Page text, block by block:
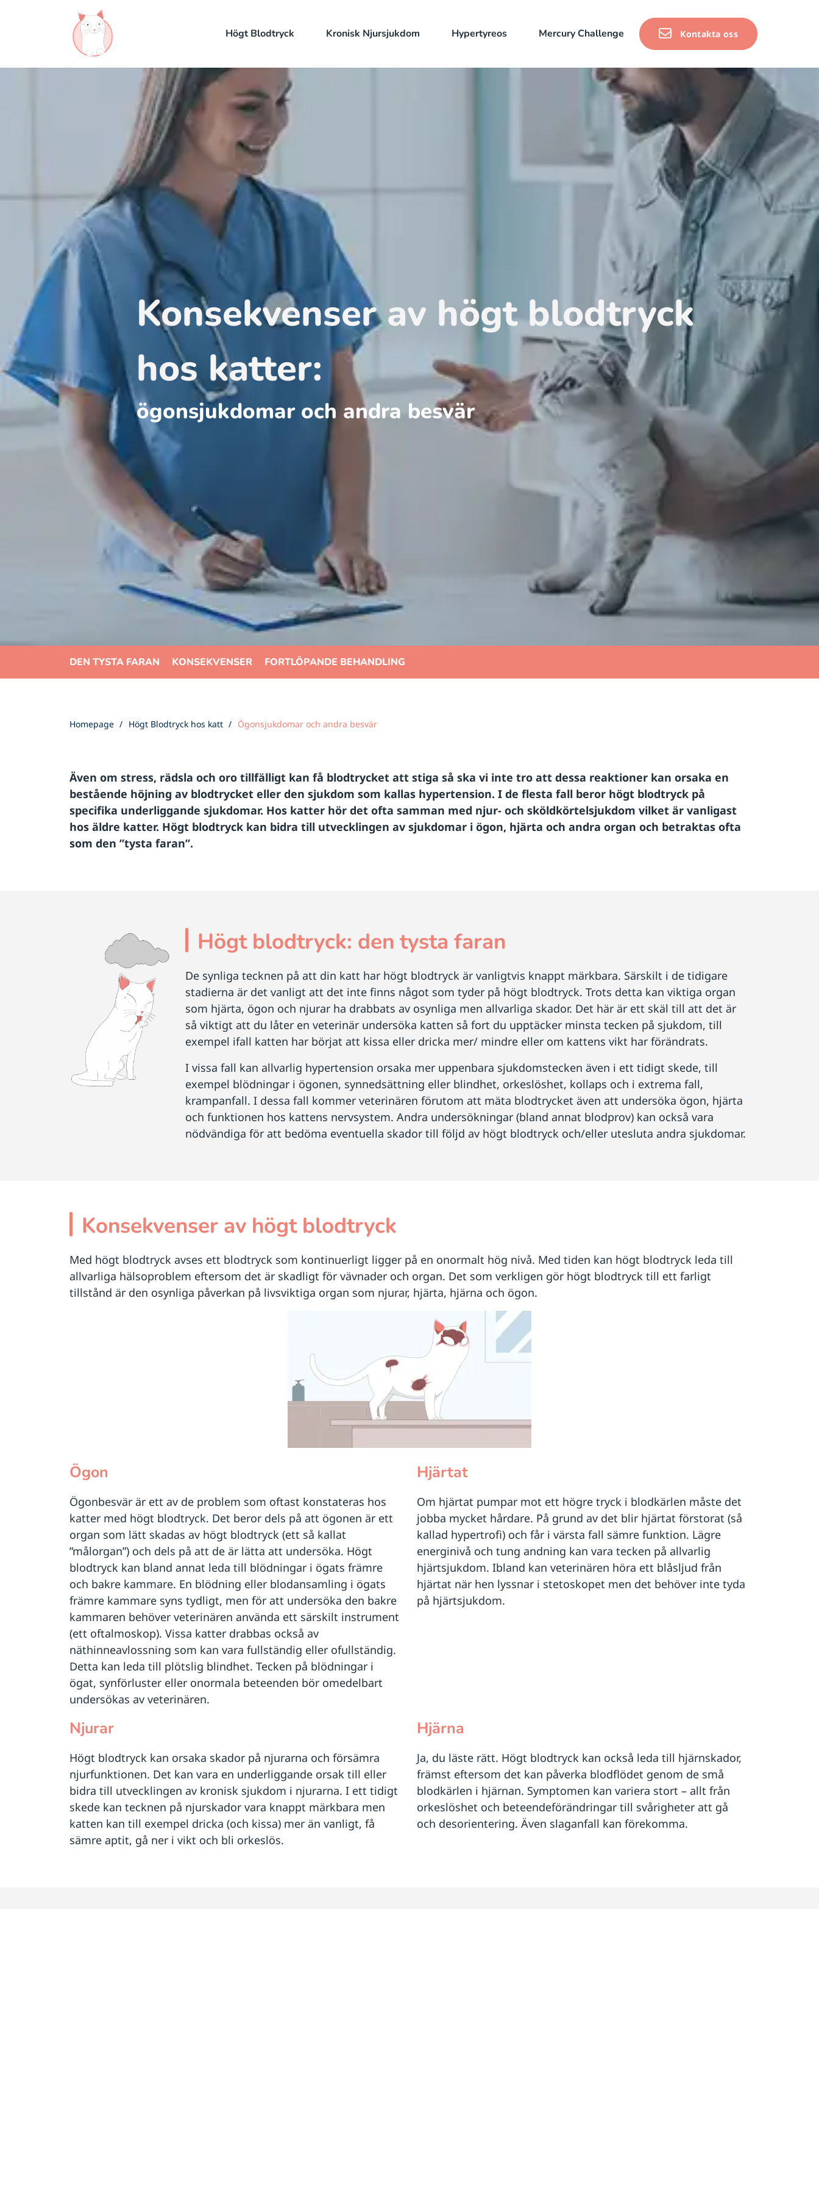
Högt Blodtryck Kronisk Njursjukdom Hypertyreos Mercury Challenge Kontakta oss
Konsekvenser av högt blodtryck
hos katter:
ögonsjukdomar och andra besvär
DEN TYSTA FARAN KONSEKVENSER FORTLÖPANDE BEHANDLING
Homepage Högt Blodtryck hos katt Ögonsjukdomar och andra besvär
Även om stress, rädsla och oro tillfälligt kan få blodtrycket att stiga så ska vi inte tro att dessa reaktioner kan orsaka en
bestående höjning av blodtrycket eller den sjukdom som kallas hypertension. I de flesta fall beror högt blodtryck på
specifika underliggande sjukdomar. Hos katter hör det ofta samman med njur- och sköldkörtelsjukdom vilket är vanligast
hos äldre katter. Högt blodtryck kan bidra till utvecklingen av sjukdomar i ögon, hjärta och andra organ och betraktas ofta
som den ”tysta faran”.
Högt blodtryck: den tysta faran
De synliga tecknen på att din katt har högt blodtryck är vanligtvis knappt märkbara. Särskilt i de tidigare
stadierna är det vanligt att det inte finns något som tyder på högt blodtryck. Trots detta kan viktiga organ
som hjärta, ögon och njurar ha drabbats av osynliga men allvarliga skador. Det här är ett skäl till att det är
så viktigt att du låter en veterinär undersöka katten så fort du upptäcker minsta tecken på sjukdom, till
exempel ifall katten har börjat att kissa eller dricka mer/ mindre eller om kattens vikt har förändrats.
I vissa fall kan allvarlig hypertension orsaka mer uppenbara sjukdomstecken även i ett tidigt skede, till
exempel blödningar i ögonen, synnedsättning eller blindhet, orkeslöshet, kollaps och i extrema fall,
krampanfall. I dessa fall kommer veterinären förutom att mäta blodtrycket även att undersöka ögon, hjärta
och funktionen hos kattens nervsystem. Andra undersökningar (bland annat blodprov) kan också vara
nödvändiga för att bedöma eventuella skador till följd av högt blodtryck och/eller utesluta andra sjukdomar.
Konsekvenser av högt blodtryck
Med högt blodtryck avses ett blodtryck som kontinuerligt ligger på en onormalt hög nivå. Med tiden kan högt blodtryck leda till
allvarliga hälsoproblem eftersom det är skadligt för vävnader och organ. Det som verkligen gör högt blodtryck till ett farligt
tillstånd är den osynliga påverkan på livsviktiga organ som njurar, hjärta, hjärna och ögon.
Ögon
Ögonbesvär är ett av de problem som oftast konstateras hos
katter med högt blodtryck. Det beror dels på att ögonen är ett
organ som lätt skadas av högt blodtryck (ett så kallat
”målorgan”) och dels på att de är lätta att undersöka. Högt
blodtryck kan bland annat leda till blödningar i ögats främre
och bakre kammare. En blödning eller blodansamling i ögats
främre kammare syns tydligt, men för att undersöka den bakre
kammaren behöver veterinären använda ett särskilt instrument
(ett oftalmoskop). Vissa katter drabbas också av
näthinneavlossning som kan vara fullständig eller ofullständig.
Detta kan leda till plötslig blindhet. Tecken på blödningar i
ögat, synförluster eller onormala beteenden bör omedelbart
undersökas av veterinären.
Hjärtat
Om hjärtat pumpar mot ett högre tryck i blodkärlen måste det
jobba mycket hårdare. På grund av det blir hjärtat förstorat (så
kallad hypertrofi) och får i värsta fall sämre funktion. Lägre
energinivå och tung andning kan vara tecken på allvarlig
hjärtsjukdom. Ibland kan veterinären höra ett blåsljud från
hjärtat när hen lyssnar i stetoskopet men det behöver inte tyda
på hjärtsjukdom.
Njurar
Högt blodtryck kan orsaka skador på njurarna och försämra
njurfunktionen. Det kan vara en underliggande orsak till eller
bidra till utvecklingen av kronisk sjukdom i njurarna. I ett tidigt
skede kan tecknen på njurskador vara knappt märkbara men
katten kan till exempel dricka (och kissa) mer än vanligt, få
sämre aptit, gå ner i vikt och bli orkeslös.
Hjärna
Ja, du läste rätt. Högt blodtryck kan också leda till hjärnskador,
främst eftersom det kan påverka blodflödet genom de små
blodkärlen i hjärnan. Symptomen kan variera stort – allt från
orkeslöshet och beteendeförändringar till svårigheter att gå
och desorientering. Även slaganfall kan förekomma.